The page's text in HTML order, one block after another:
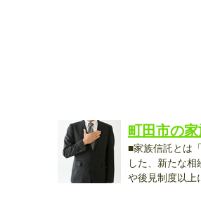
町田市の
■家族信託とは
した、新たな
や後見制度以上